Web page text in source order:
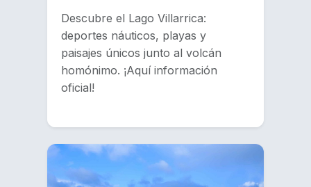
Descubre el Lago Villarrica:
deportes náuticos, playas y
paisajes únicos junto al volcán
homónimo. ¡Aquí información
oficial!